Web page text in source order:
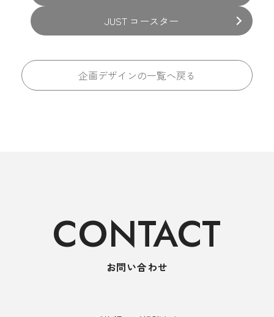
JUST コースター
企画デザインの一覧へ戻る
CONTACT
お問い合わせ